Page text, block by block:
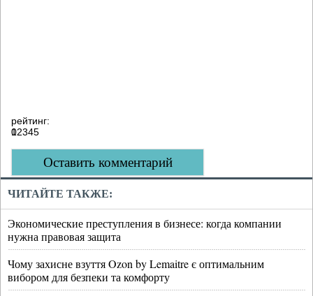
рейтинг:
0
12345
Оставить комментарий
ЧИТАЙТЕ ТАКЖЕ:
Экономические преступления в бизнесе: когда компании
нужна правовая защита
Чому захисне взуття Ozon by Lemaitre є оптимальним
вибором для безпеки та комфорту